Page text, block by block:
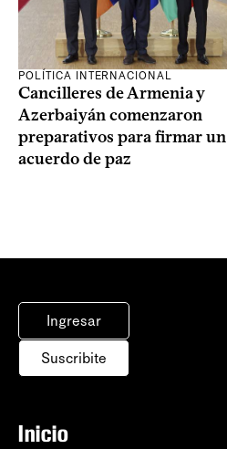
POLÍTICA INTERNACIONAL
Cancilleres de Armenia y
Azerbaiyán comenzaron
preparativos para firmar un
acuerdo de paz
Ingresar
Suscribite
Inicio